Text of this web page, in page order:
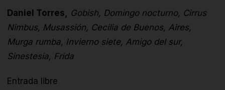
Daniel Torres,
Gobish, Domingo nocturno, Cirrus
Nimbus, Musassión, Cecilia de Buenos, Aires,
Murga rumba, Invierno siete, Amigo del sur,
Sinestesia, Frida
Entrada libre